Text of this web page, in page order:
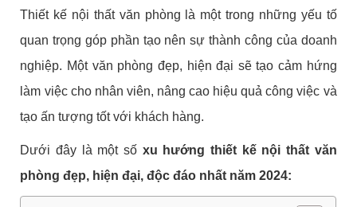
Thiết kế nội thất văn phòng là một trong những yếu tố
quan trọng góp phần tạo nên sự thành công của doanh
nghiệp. Một văn phòng đẹp, hiện đại sẽ tạo cảm hứng
làm việc cho nhân viên, nâng cao hiệu quả công việc và
tạo ấn tượng tốt với khách hàng.
Dưới đây là một số xu hướng thiết kế nội thất văn
phòng đẹp, hiện đại, độc đáo nhất năm 2024: